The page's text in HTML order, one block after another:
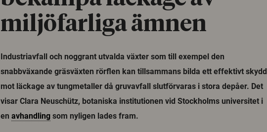
miljöfarliga ämnen
Industriavfall och noggrant utvalda växter som till exempel den
snabbväxande gräsväxten rörflen kan tillsammans bilda ett effektivt skydd
mot läckage av tungmetaller då gruvavfall slutförvaras i stora depåer. Det
visar Clara Neuschütz, botaniska institutionen vid Stockholms universitet i
en avhandling som nyligen lades fram.